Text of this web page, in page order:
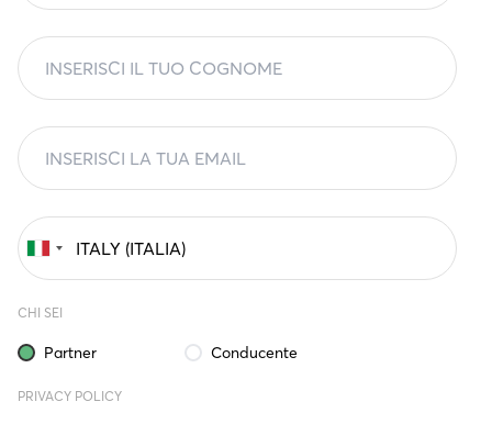
CHI SEI
Partner Conducente
PRIVACY POLICY